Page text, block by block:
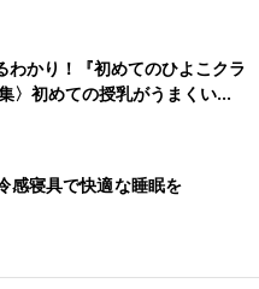
わかり！『初めてのひよこクラ
〉初めての授乳がうまくい
の基本と夏のトラブル 解決テ
感寝具で快適な睡眠を